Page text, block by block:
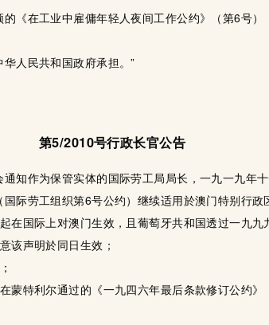
《在工业中雇傭年轻人夜间工作公约》（第6号）
人民共和国政府承担。”
第5/2010号行政长官公告
知作为保管实体的国际劳工局局长，一九一九年
际劳工组织第6号公约）继续适用於澳门特别行政
在国际上对澳门生效，且葡萄牙共和国透过一九
该声明於同日生效；
蒙特利尔通过的《一九四六年最后条款修订公约